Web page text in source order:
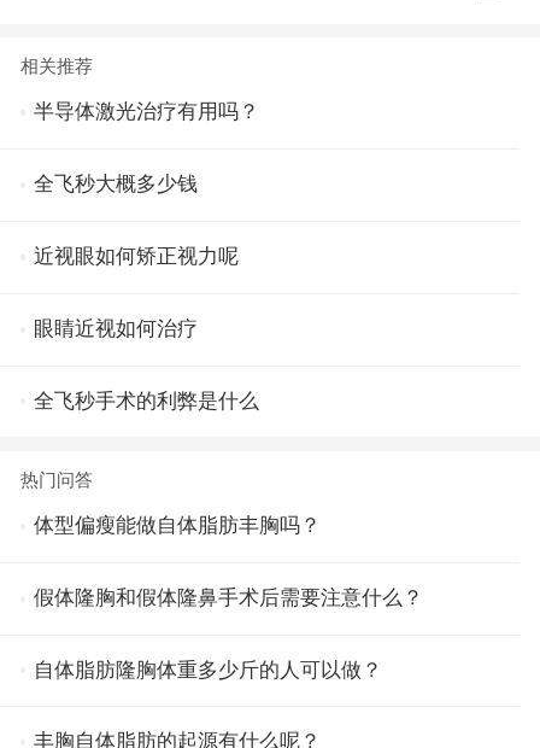
相关推荐
半导体激光治疗有用吗？
全飞秒大概多少钱
近视眼如何矫正视力呢
眼睛近视如何治疗
全飞秒手术的利弊是什么
热门问答
体型偏瘦能做自体脂肪丰胸吗？
假体隆胸和假体隆鼻手术后需要注意什么？
自体脂肪隆胸体重多少斤的人可以做？
丰胸自体脂肪的起源有什么呢？